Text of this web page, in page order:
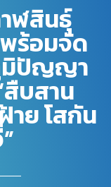
ฬสินธุ์
ร้อมจัด
มิปัญญา
บสาน
าย โสกัน